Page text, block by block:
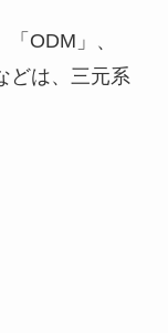
ODM」、
どは、三元系